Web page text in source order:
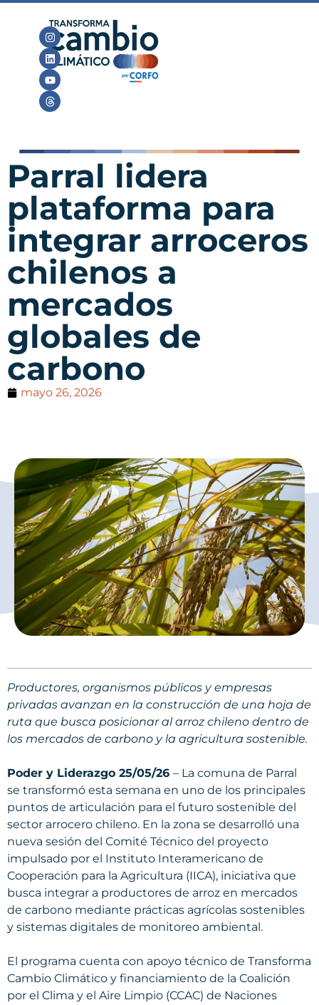
Parral lidera
plataforma para
integrar arroceros
chilenos a
mercados
globales de
carbono
mayo 26, 2026
Productores, organismos públicos y empresas
privadas avanzan en la construcción de una hoja de
ruta que busca posicionar al arroz chileno dentro de
los mercados de carbono y la agricultura sostenible.
Poder y Liderazgo 25/05/26 – La comuna de Parral
se transformó esta semana en uno de los principales
puntos de articulación para el futuro sostenible del
sector arrocero chileno. En la zona se desarrolló una
nueva sesión del Comité Técnico del proyecto
impulsado por el Instituto Interamericano de
Cooperación para la Agricultura (IICA), iniciativa que
busca integrar a productores de arroz en mercados
de carbono mediante prácticas agrícolas sostenibles
y sistemas digitales de monitoreo ambiental.
El programa cuenta con apoyo técnico de Transforma
Cambio Climático y financiamiento de la Coalición
por el Clima y el Aire Limpio (CCAC) de Naciones